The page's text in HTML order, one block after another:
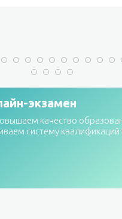
экзамен
качество
систему